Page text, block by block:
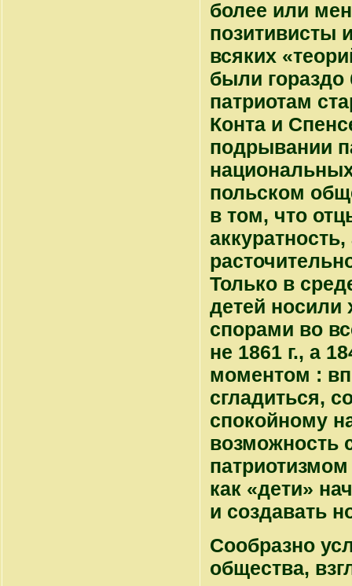
более или
позитивисты
всяких
были гораздо
патриотам
Конта и
подрывании
польском
в том, что
Только в
детей носили
спорами во
не 1861 г., а
моментом :
сгладиться,
спокойному
возможность
как «дети»
и создавать
Сообразно
общества,